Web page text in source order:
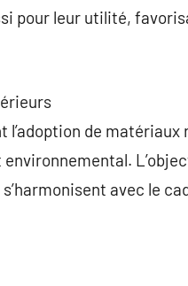
pour leur utilité,
de matériaux
avec le